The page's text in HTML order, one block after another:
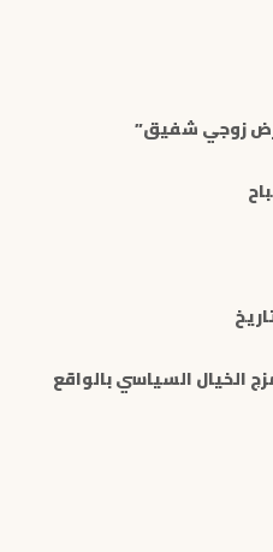
زوجي شفيق”
الخيال السياسي بالواقع